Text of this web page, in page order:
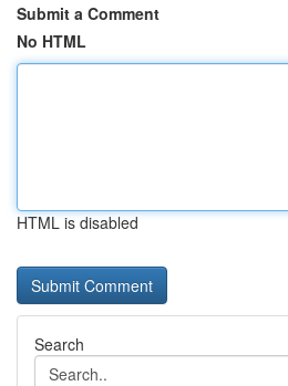
Submit a Comment
No HTML
HTML is disabled
Search